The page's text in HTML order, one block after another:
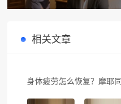
京名医力推的6个被低估动作，搭
相关文章
身体疲劳怎么恢复？摩耶